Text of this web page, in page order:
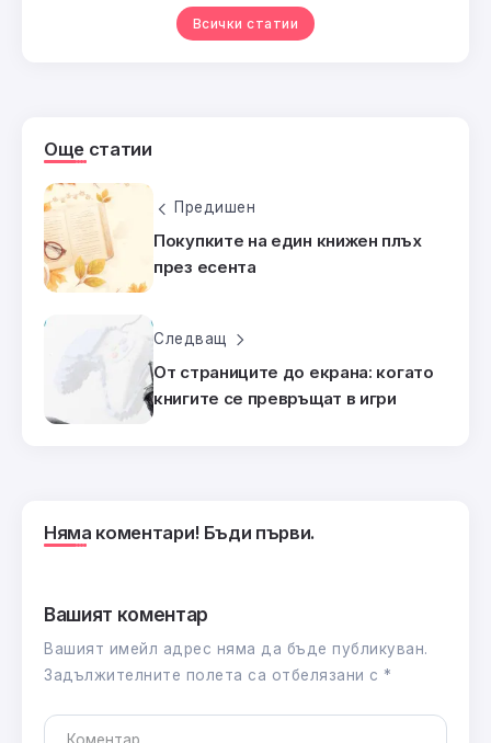
Всички статии
Още статии
Предишен
Покупките на един книжен плъх
през есента
Следващ
От страниците до екрана: когато
книгите се превръщат в игри
Няма коментари! Бъди първи.
Вашият коментар
Вашият имейл адрес няма да бъде публикуван.
Задължителните полета са отбелязани с *